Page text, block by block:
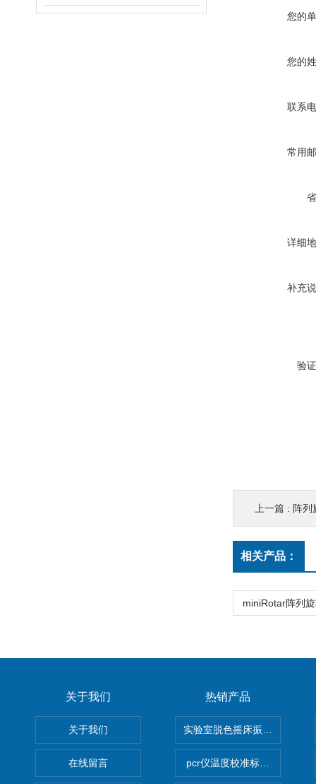
您的
您的
联系
常用
详细
补充
验
上一篇 : 阵列
相关产品：
miniRotar阵列
关于我们
关于我们
在线留言
热销产品
实验室脱色摇床振荡器
pcr仪温度校准标定设备